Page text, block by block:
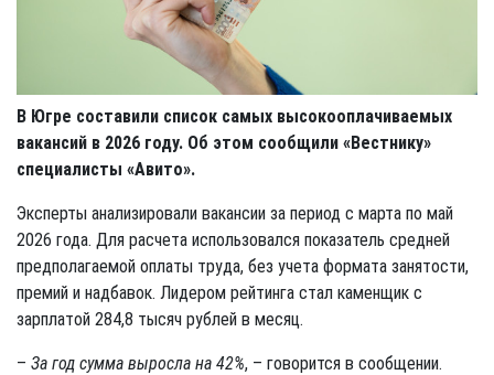
В Югре составили список самых высокооплачиваемых
вакансий в 2026 году. Об этом сообщили «Вестнику»
специалисты «Авито».
Эксперты анализировали вакансии за период с марта по май
2026 года. Для расчета использовался показатель средней
предполагаемой оплаты труда, без учета формата занятости,
премий и надбавок. Лидером рейтинга стал каменщик с
зарплатой 284,8 тысяч рублей в месяц.
– За год сумма выросла на 42%, – говорится в сообщении.